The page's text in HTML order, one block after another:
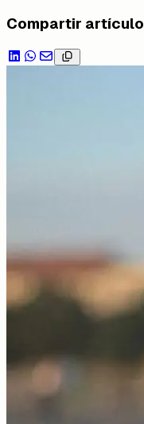
Compartir artículo